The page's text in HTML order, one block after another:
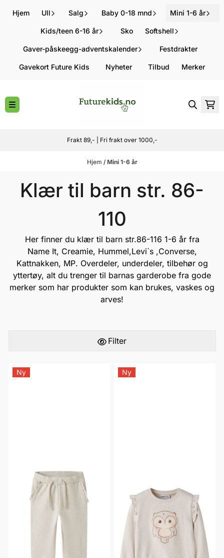
Hopp til innhold
Hjem Ull Salg Baby 0-18 mnd Mini 1-6 år
Kids/teen 6-16 år Sko Softshell
Gaver-påskeegg-adventskalender Festdrakter
Gavekort Future Kids Nyheter Tilbud Merker
Frakt 89,- | Fri frakt over 1000,-
Hjem / Mini 1-6 år
Klær til barn str. 86-
110
Herfinner du klær til barn str.86-116 1-6 år fra
Name It, Creamie, Hummel,Levi`s,Converse,
Kattnakken, MP. Overdeler, underdeler, tilbehør og
yttertøy, alt du trenger til barnas garderobe fra gode
merker som har produkter som kan brukes, vaskes og
arves!
Filter
Ny Ny